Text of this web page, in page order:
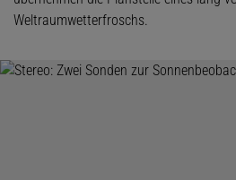
Weltraumwetterfroschs.